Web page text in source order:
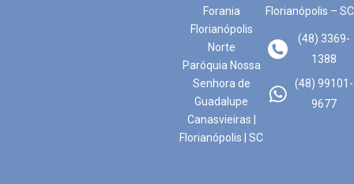
Forania
Florianópolis
Norte
Paróquia Nossa
Senhora de
Guadalupe
Canasvieiras |
Florianópolis | SC
Florianópolis – SC
(48) 3369-
1388
(48) 99101-
9677